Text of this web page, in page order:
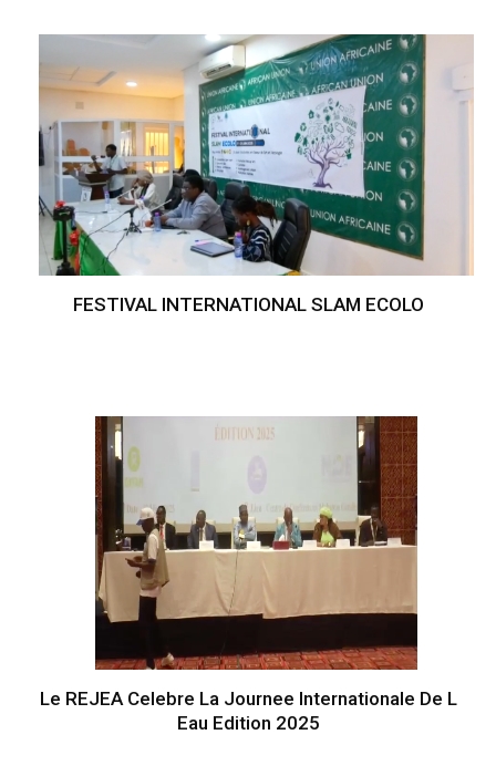
FESTIVAL INTERNATIONAL SLAM ECOLO
Le REJEA Celebre La Journee Internationale De L
Eau Edition 2025